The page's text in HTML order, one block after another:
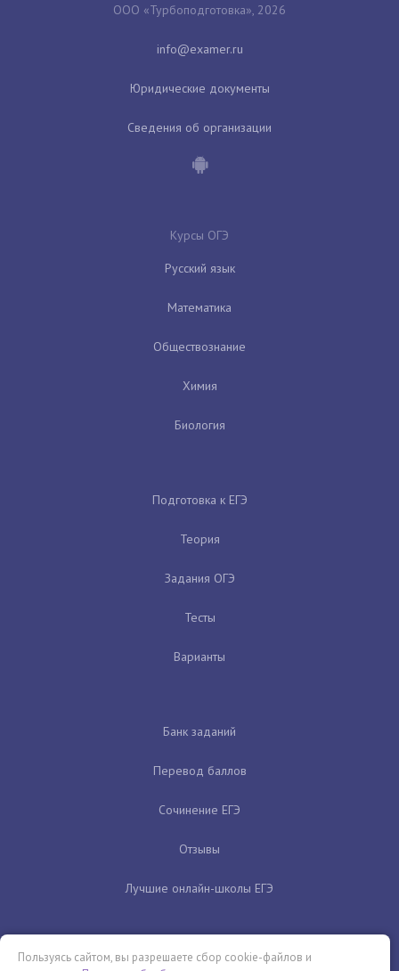
ООО «Турбоподготовка», 2026
Юридические документы
Сведения об организации
Курсы ОГЭ
Русский язык
Математика
Обществознание
Химия
Биология
Подготовка к ЕГЭ
Теория
Задания ОГЭ
Тесты
Варианты
Банк заданий
Перевод баллов
Сочинение ЕГЭ
Отзывы
Лучшие онлайн-школы ЕГЭ
Пользуясь сайтом, вы разрешаете сбор cookie-файлов и